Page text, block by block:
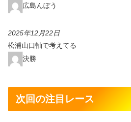
広島んぼう
2025年12月22日
松浦山口軸で考えてる
決勝
次回の注目レース